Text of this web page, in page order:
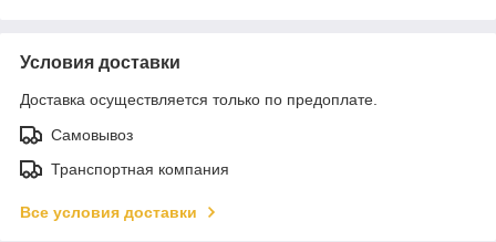
Условия доставки
Доставка осуществляется только по предоплате.
Самовывоз
Транспортная компания
Все условия доставки